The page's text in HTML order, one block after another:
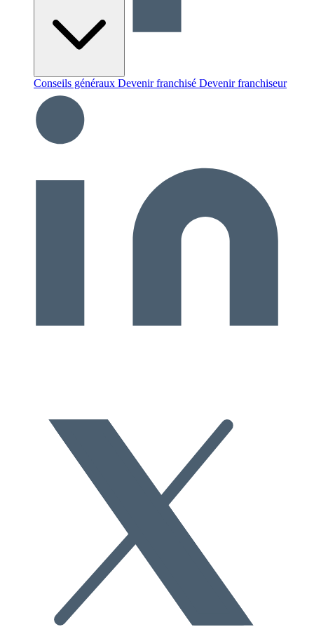
Conseils généraux Devenir franchisé Devenir franchiseur